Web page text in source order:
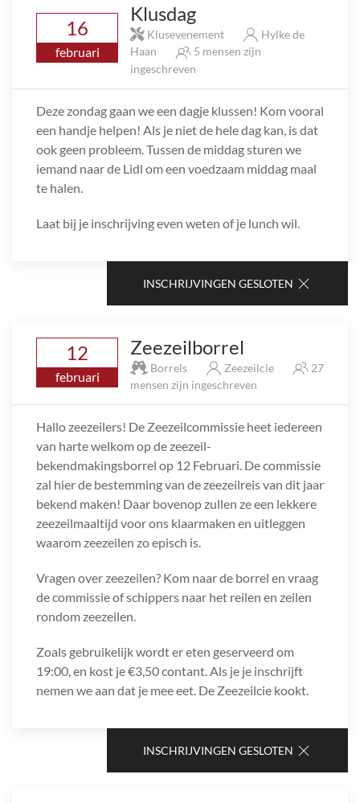
16
februari
Klusdag
Klusevenement
Hylke de
Haan
5 mensen zijn
ingeschreven
Deze zondag gaan we een dagje klussen! Kom vooral
een handje helpen! Als je niet de hele dag kan, is dat
ook geen probleem. Tussen de middag sturen we
iemand naar de Lidl om een voedzaam middag maal
te halen.
Laat bij je inschrijving even weten of je lunch wil.
INSCHRIJVINGEN GESLOTEN
12
februari
Zeezeilborrel
Borrels Zeezeilcie
27
mensen zijn ingeschreven
Hallo zeezeilers! De Zeezeilcommissie heet iedereen
van harte welkom op de zeezeil-
bekendmakingsborrel op 12 Februari. De commissie
zal hier de bestemming van de zeezeilreis van dit jaar
bekend maken! Daar bovenop zullen ze een lekkere
zeezeilmaaltijd voor ons klaarmaken en uitleggen
waarom zeezeilen zo episch is.
Vragen over zeezeilen? Kom naar de borrel en vraag
de commissie of schippers naar het reilen en zeilen
rondom zeezeilen.
Zoals gebruikelijk wordt er eten geserveerd om
19:00, en kost je €3,50 contant. Als je je inschrijft
nemen we aan dat je mee eet. De Zeezeilcie kookt.
INSCHRIJVINGEN GESLOTEN